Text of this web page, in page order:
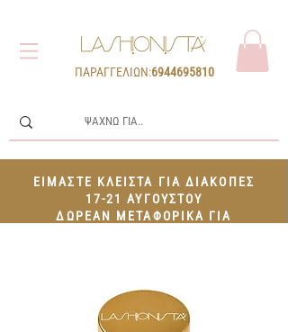
ΠΑΡΑΓΓΕΛΙΩΝ:6944695810
ΕΙΜΑΣΤΕ ΚΛΕΙΣΤΑ ΓΙΑ ΔΙΑΚΟΠΕΣ
17-21 ΑΥΓΟΥΣΤΟΥ
ΔΩΡΕΑΝ ΜΕΤΑΦΟΡΙΚΑ ΓΙΑ